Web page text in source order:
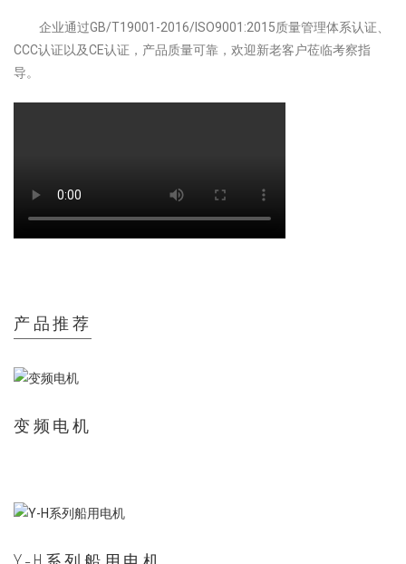
企业通过GB/T19001-2016/ISO9001:2015质量管理体系认证、
CCC认证以及CE认证，产品质量可靠，欢迎新老客户莅临考察指
导。
产品推荐
变频电机